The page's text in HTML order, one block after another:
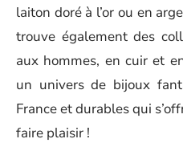
laiton doré à l’or ou en
trouve également des
aux hommes, en cuir et
un univers de bijoux
France et durables qui
faire plaisir !